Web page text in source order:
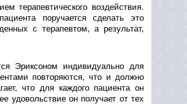
терапевтического воздействия.
поручается сде­лать это
с терапевтом, а результат,
Эриксоном индивидуально для
повторяют­ся, что и должно
что для каждого пациента он
удовольствие он получает от тех